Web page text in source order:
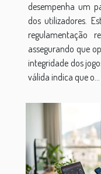
desempenha um
dos utilizadores.
regulamentação
assegurando que
integridade dos
válida indica que o...